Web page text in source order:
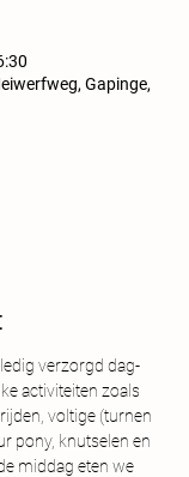
Gapinge,
verzorgd dag-
activiteiten zoals
voltige (turnen
pony, knutselen en
middag eten we